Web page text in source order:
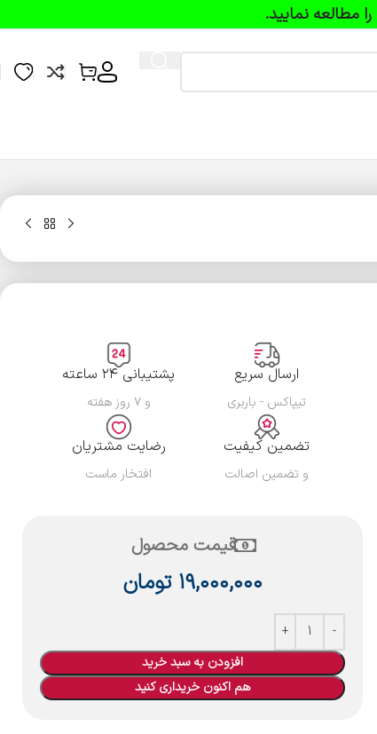
را مطالعه نمایید.
ارسال سریع
تیپاکس - باربری
پشتیبانی ۲۴ ساعته
و ۷ روز هفته
تضمین کیفیت
و تضمین اصالت
رضایت مشتریان
افتخار ماست
قیمت محصول
۱۹,۰۰۰,۰۰۰ تومان
افزودن به سبد خرید
هم اکنون خریداری کنید